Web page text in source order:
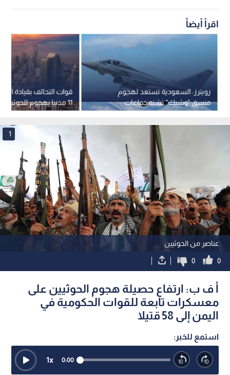
اقرأ أيضاً
قوات التحالف بقيادة
11 مدنيا بهجوم للحوثيين على نجران
رويترز: السعودية تستعد لهجوم
منسق "وشيك" تشنه جماعات
مدعومة من إيران
عناصر من الحوثيين
1
0
0
أ ف ب: ارتفاع حصيلة هجوم الحوثيين على
معسكرات تابعة للقوات الحكومية في
اليمن إلى 58 قتيلا
استمع للخبر:
0:00
1x